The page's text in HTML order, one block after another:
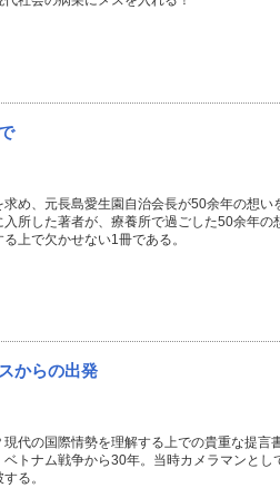
め、元長島愛生園自治会長が50余年の想い
所した著者が、療養所で過ごした50余年
上で欠かせない1冊である。
からの出発
代の国際情勢を理解する上での貴重な提
トナム戦争から30年。当時カメラマンと
る。